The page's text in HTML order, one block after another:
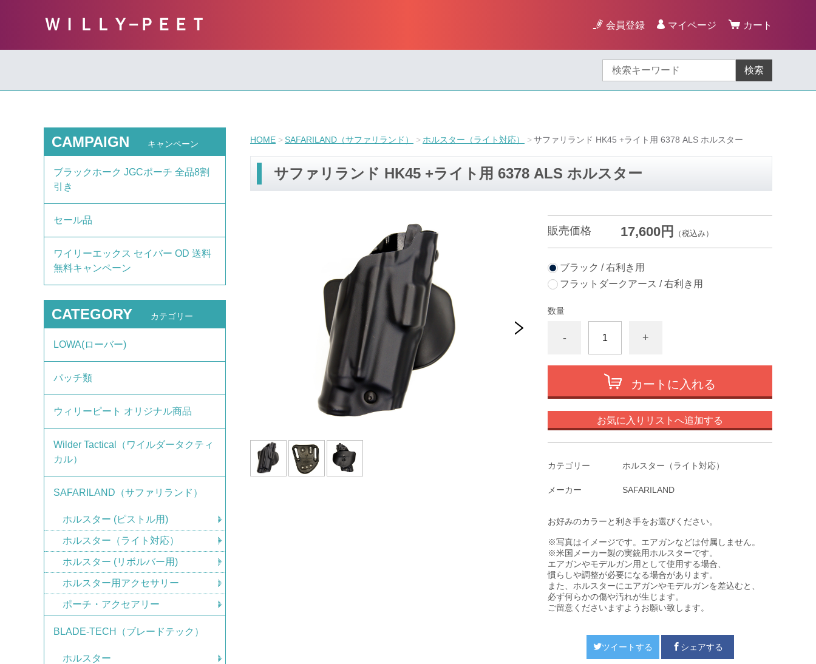
ＷＩＬＬＹ−ＰＥＥＴ 会員登録 マイページ カート
検索
HOME SAFARILAND（サファリランド） ホルスター（ライト対応） サファリランド HK45 +ライト用 6378 ALS ホルスター
サファリランド HK45 +ライト用 6378 ALS ホルスター
販売価格 17,600円 （税込み）
ブラック / 右利き用
フラットダークアース / 右利き用
数量
- +
カートに入れる
お気に入りリストへ追加する
カテゴリー ホルスター（ライト対応）
メーカー SAFARILAND
お好みのカラーと利き手をお選びください。
※写真はイメージです。エアガンなどは付属しません。
※米国メーカー製の実銃用ホルスターです。
エアガンやモデルガン用として使用する場合、
慣らしや調整が必要になる場合があります。
また、ホルスターにエアガンやモデルガンを差込むと、
必ず何らかの傷や汚れが生じます。
ご留意くださいますようお願い致します。
ツイートする シェアする
CAMPAIGN キャンペーン
ブラックホーク JGCポーチ 全品8割
引き
セール品
ワイリーエックス セイバー OD 送料
無料キャンペーン
CATEGORY カテゴリー
LOWA(ローバー)
パッチ類
ウィリーピート オリジナル商品
Wilder Tactical（ワイルダータクティ
カル）
SAFARILAND（サファリランド）
ホルスター (ピストル用)
ホルスター（ライト対応）
ホルスター (リボルバー用)
ホルスター用アクセサリー
ポーチ・アクセアリー
BLADE-TECH（ブレードテック）
ホルスター